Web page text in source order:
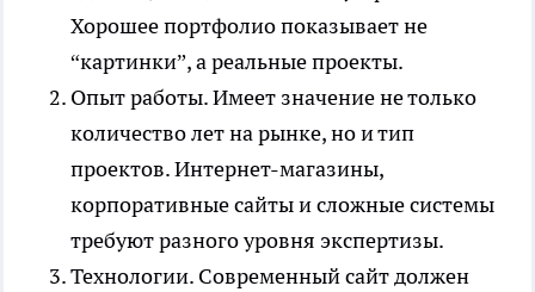
Хорошее портфолио показывает не
“картинки”, а реальные проекты.
Опыт работы. Имеет значение не только
количество лет на рынке, но и тип
проектов. Интернет-магазины,
корпоративные сайты и сложные системы
требуют разного уровня экспертизы.
Технологии. Современный сайт должен